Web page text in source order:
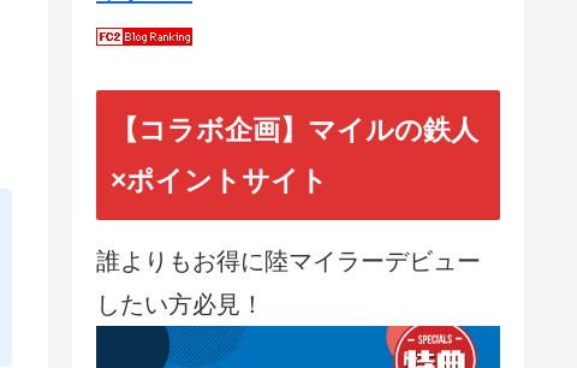
【コラボ企画】マイルの鉄人
×ポイントサイト
誰よりもお得に陸マイラーデビュー
したい方必見！